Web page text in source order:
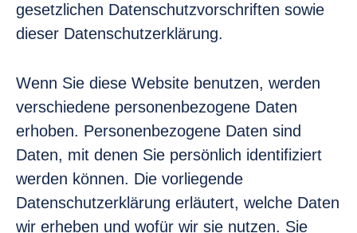
gesetzlichen Datenschutzvorschriften sowie
dieser Datenschutzerklärung.
Wenn Sie diese Website benutzen, werden
verschiedene personenbezogene Daten
erhoben. Personenbezogene Daten sind
Daten, mit denen Sie persönlich identifiziert
werden können. Die vorliegende
Datenschutzerklärung erläutert, welche Daten
wir erheben und wofür wir sie nutzen. Sie